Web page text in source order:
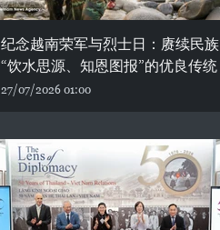
纪念越南荣军与烈士日：赓续民族
“饮水思源、知恩图报”的优良传统
27/07/2026 01:00